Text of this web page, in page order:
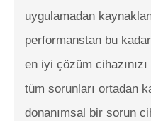
uygulamadan
performanstan bu
en iyi çözüm
tüm sorunları ortadan
donanımsal bir sorun